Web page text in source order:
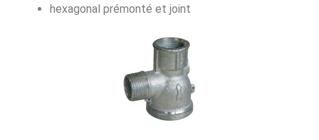
hexagonal prémonté et joint